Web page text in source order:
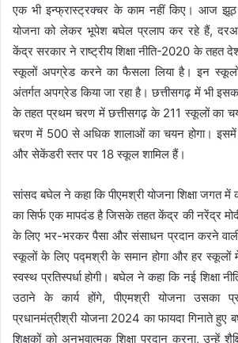
एक भी इन्फ्रास्ट्रक्चर के काम नहीं किए। आज झूठ
योजना को लेकर भूपेश बघेल प्रलाप कर रहे हैं,
केंद्र सरकार ने राष्ट्रीय शिक्षा नीति-2020 के तहत
स्कूलों अपग्रेड करने का फैसला लिया है। इन स्कूलों
अंतर्गत अपग्रेड किया जा रहा है। छत्तीसगढ़ में भी
के तहत प्रथम चरण में छत्तीसगढ़ के 211 स्कूलों का
चरण में 500 से अधिक शालाओं का चयन होगा। इसमें
और सेकेंडरी स्तर पर 18 स्कूल शामिल हैं।
सांसद बघेल ने कहा कि पीएमश्री योजना शिक्षा जगत में
का सिर्फ एक मापदंड है जिसके तहत केंद्र की नरेंद्र
के लिए भर-भरकर पैसा और संसाधन प्रदान करने
स्कूलों के लिए पद्मश्री के समान होगा और हर
स्वस्थ प्रतिस्पर्धा होगी। बघेल ने कहा कि नई शिक्षा
उठाने के कार्य होंगे, पीएमश्री योजना उसका
प्रधानमंत्रीश्री योजना 2024 का फायदा गिनाते हुए
शिक्षकों को अनुभवात्मक शिक्षा प्रदान करना, उन्हें